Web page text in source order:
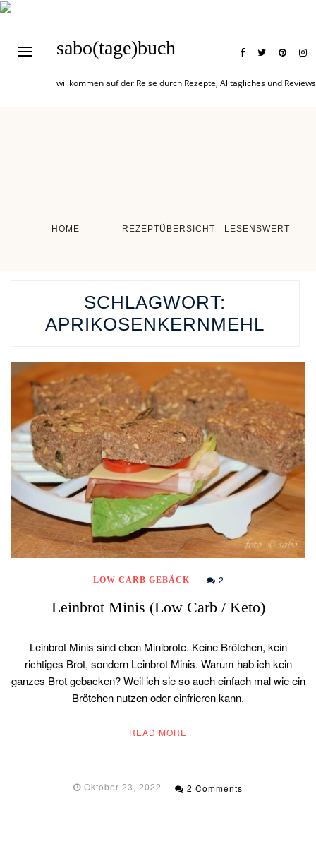
sabo(tage)buch
willkommen auf der Reise durch Rezepte, Alltägliches und Reviews
HOME REZEPTÜBERSICHT LESENSWERT
SCHLAGWORT:
APRIKOSENKERNMEHL
LOW CARB GEBÄCK 2
Leinbrot Minis (Low Carb / Keto)
Leinbrot Minis sind eben Minibrote. Keine Brötchen, kein
richtiges Brot, sondern Leinbrot Minis. Warum hab ich kein
ganzes Brot gebacken? Weil ich sie so auch einfach mal wie ein
Brötchen nutzen oder einfrieren kann.
READ MORE
Oktober 23, 2022 2 Comments